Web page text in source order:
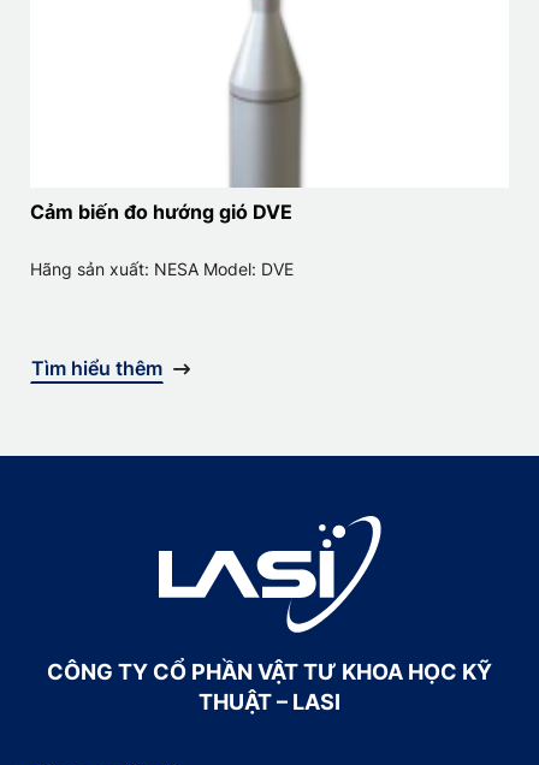
Cảm biến đo hướng gió DVE
Hãng sản xuất: NESA Model: DVE
Tìm hiểu thêm
CÔNG TY CỔ PHẦN VẬT TƯ KHOA HỌC KỸ
THUẬT – LASI